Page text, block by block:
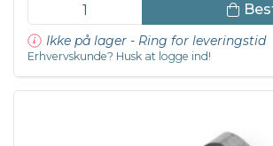
Ikke på lager - Ring for leveringstid
Erhvervskunde? Husk at logge ind!